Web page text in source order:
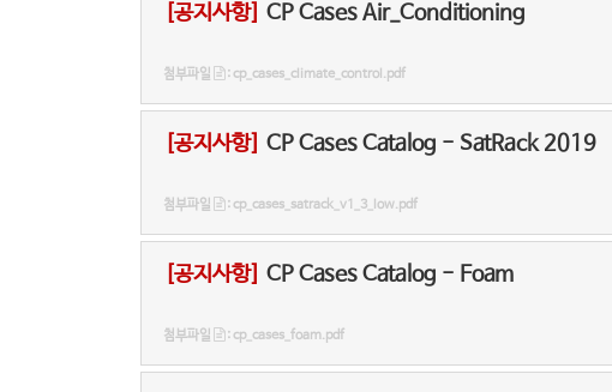
[공지사항] CP Cases Air_Conditioning
첨부파일 : cp_cases_climate_control.pdf
[공지사항] CP Cases Catalog - SatRack 2019
첨부파일 : cp_cases_satrack_v1_3_low.pdf
[공지사항] CP Cases Catalog - Foam
첨부파일 : cp_cases_foam.pdf